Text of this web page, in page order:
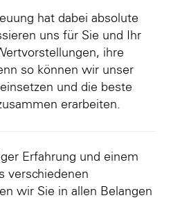
hat dabei absolute
uns für Sie und Ihr
ihre
so können wir unser
und die beste
erarbeiten.
Erfahrung und einem
verschiedenen
wir Sie in allen Belangen